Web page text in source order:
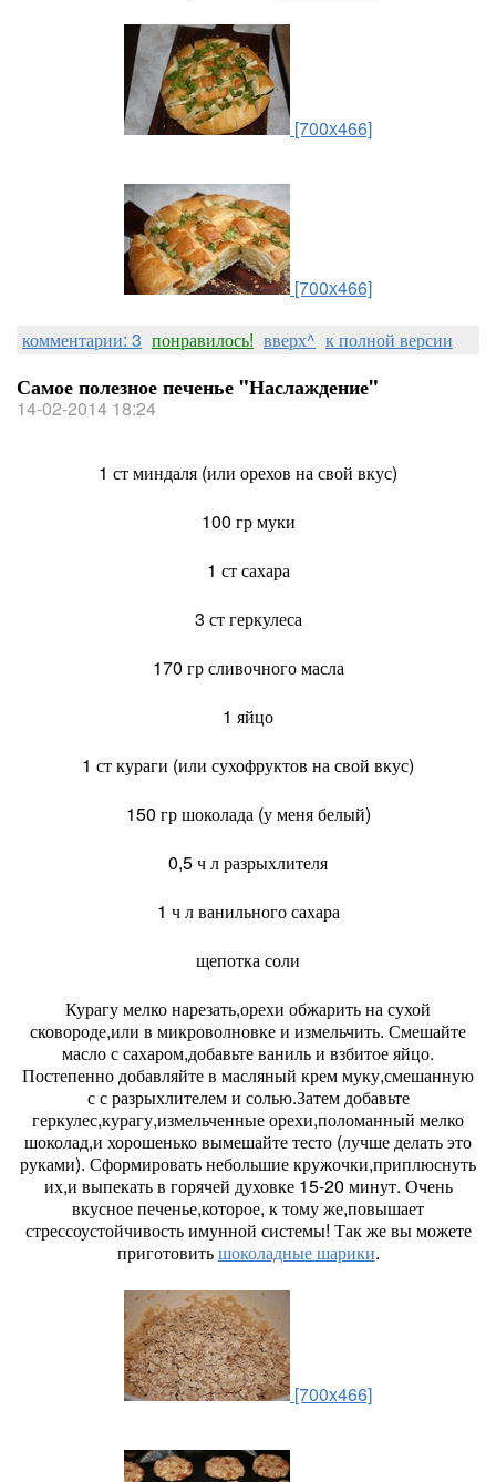
[700x466]
[700x466]
комментарии: 3 понравилось! вверх^ к полной версии
Самое полезное печенье "Наслаждение"
14-02-2014 18:24
1 ст миндаля (или орехов на свой вкус)
100 гр муки
1 ст сахара
3 ст геркулеса
170 гр сливочного масла
1 яйцо
1 ст кураги (или сухофруктов на свой вкус)
150 гр шоколада (у меня белый)
0,5 ч л разрыхлителя
1 ч л ванильного сахара
щепотка соли
Курагу мелко нарезать,орехи обжарить на сухой
сковороде,или в микроволновке и измельчить. Смешайте
масло с сахаром,добавьте ваниль и взбитое яйцо.
Постепенно добавляйте в масляный крем муку,смешанную
с с разрыхлителем и солью.Затем добавьте
геркулес,курагу,измельченные орехи,поломанный мелко
шоколад,и хорошенько вымешайте тесто (лучше делать это
руками). Сформировать небольшие кружочки,приплюснуть
их,и выпекать в горячей духовке 15-20 минут. Очень
вкусное печенье,которое, к тому же,повышает
стрессоустойчивость имунной системы! Так же вы можете
приготовитьшоколадные шарики.
[700x466]